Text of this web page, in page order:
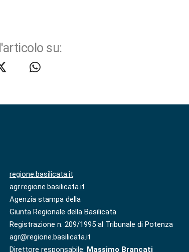
su:
regione.basilicata.it
agr.regione.basilicata.it
Agenzia stampa della
Giunta Regionale della Basilicata
Registrazione n. 209/1995 al Tribunale di Potenza
agr@regione.basilicata.it
Direttore responsabile: Massimo Brancati